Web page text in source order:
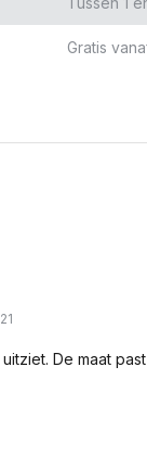
Gratis
De maat past